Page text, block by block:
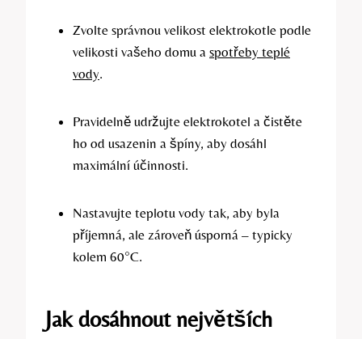
Zvolte správnou velikost elektrokotle podle
velikosti vašeho domu a spotřeby teplé
vody.
Pravidelně udržujte⁣ elektrokotel a čistěte
ho od usazenin ‌a špíny, aby dosáhl
maximální účinnosti.
Nastavujte teplotu vody‌ tak, aby byla
příjemná, ale zároveň úsporná – typicky
kolem 60°C.
Jak dosáhnout největších